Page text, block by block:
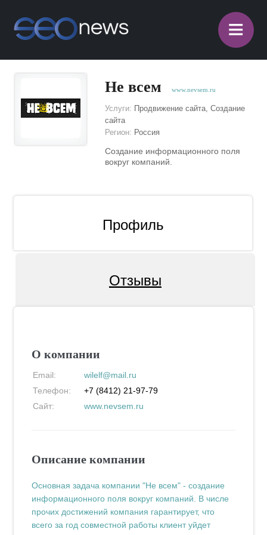
≡
Не всем www.nevsem.ru
Услуги: Продвижение сайта, Создание
сайта
Регион: Россия
Создание информационного поля
вокруг компаний.
Профиль
Отзывы
О компании
Email:
wilelf@mail.ru
Телефон:
+7 (8412) 21-97-79
Сайт:
www.nevsem.ru
Описание компании
Основная задача компании "Не всем" - создание
информационного поля вокруг компаний. В числе
прочих достижений компания гарантирует, что
всего за год совместной работы клиент уйдет